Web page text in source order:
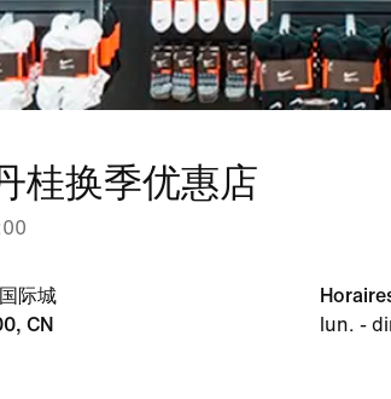
桂换季优惠店
际城
CN
lun. -